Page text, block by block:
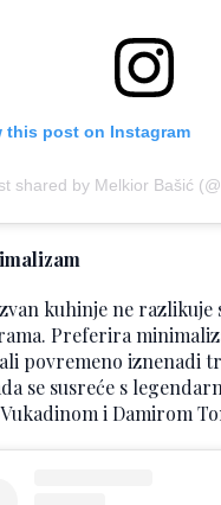
this post on Instagram
shared by Melkior Bašić
kuhinje ne razlikuje
Preferira
povremeno iznenadi
se susreće s
i Damirom